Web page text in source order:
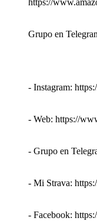
https://
Grupo en
- Instagram:
- Web: https://
- Grupo en
- Mi Strava:
- Facebook: